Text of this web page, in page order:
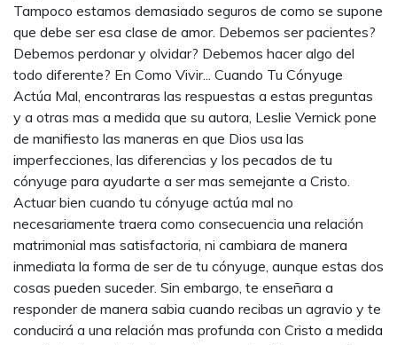
Tampoco estamos demasiado seguros de como se supone
que debe ser esa clase de amor. Debemos ser pacientes?
Debemos perdonar y olvidar? Debemos hacer algo del
todo diferente? En Como Vivir... Cuando Tu Cónyuge
Actúa Mal, encontraras las respuestas a estas preguntas
y a otras mas a medida que su autora, Leslie Vernick pone
de manifiesto las maneras en que Dios usa las
imperfecciones, las diferencias y los pecados de tu
cónyuge para ayudarte a ser mas semejante a Cristo.
Actuar bien cuando tu cónyuge actúa mal no
necesariamente traera como consecuencia una relación
matrimonial mas satisfactoria, ni cambiara de manera
inmediata la forma de ser de tu cónyuge, aunque estas dos
cosas pueden suceder. Sin embargo, te enseñara a
responder de manera sabia cuando recibas un agravio y te
conducirá a una relación mas profunda con Cristo a medida